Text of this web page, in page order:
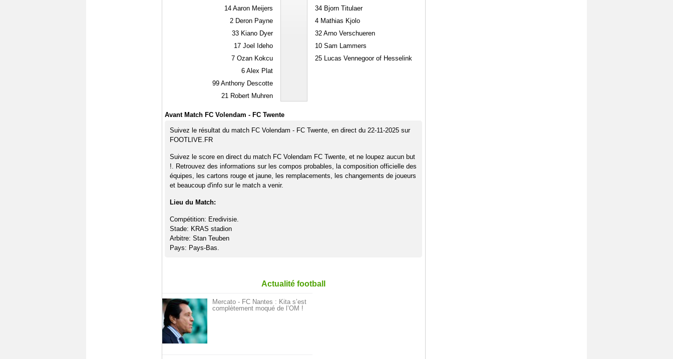
14Aaron Meijers
2Deron Payne
33Kiano Dyer
17Joel Ideho
7Ozan Kokcu
6Alex Plat
99Anthony Descotte
21Robert Muhren
34Bjorn Titulaer
4Mathias Kjolo
32Arno Verschueren
10Sam Lammers
25Lucas Vennegoor of Hesselink
Avant Match FC Volendam - FC Twente
Suivez le résultat du match FC Volendam - FC Twente, en direct du 22-11-2025 sur
FOOTLIVE.FR
Suivez le score en direct du match FC Volendam FC Twente, et ne loupez aucun but
!. Retrouvez des informations sur les compos probables, la composition officielle des
équipes, les cartons rouge et jaune, les remplacements, les changements de joueurs
et beaucoup d'info sur le match a venir.
Lieu du Match:
Compétition: Eredivisie.
Stade: KRAS stadion
Arbitre: Stan Teuben
Pays: Pays-Bas.
Actualité football
Mercato - FC Nantes : Kita s’est
complètement moqué de l’OM !